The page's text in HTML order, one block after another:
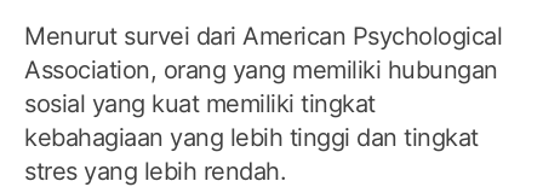
Menurut survei dari American Psychological
Association, orang yang memiliki hubungan
sosial yang kuat memiliki tingkat
kebahagiaan yang lebih tinggi dan tingkat
stres yang lebih rendah.